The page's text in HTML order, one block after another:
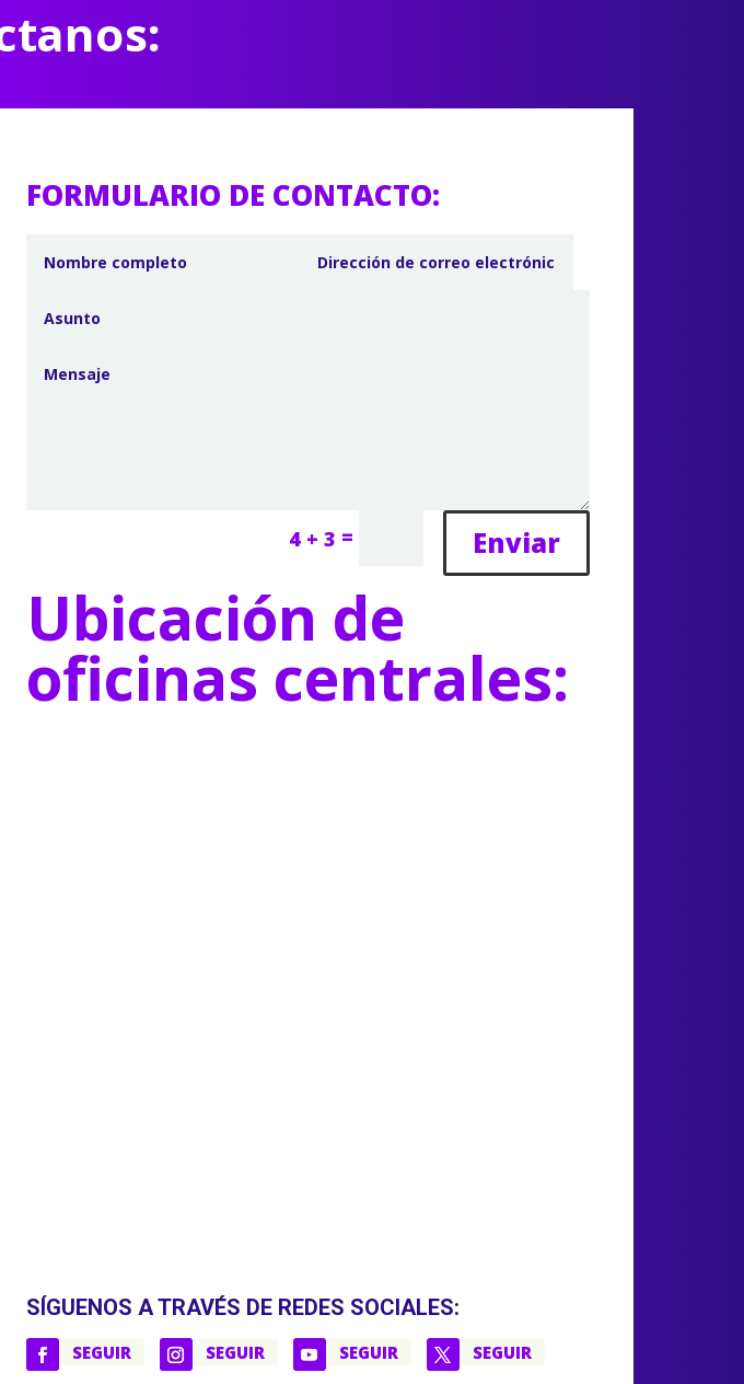
FORMULARIO DE CONTACTO:
4 + 3 = Enviar
Ubicación de
oficinas centrales:
SÍGUENOS A TRAVÉS DE REDES SOCIALES:
SEGUIR SEGUIR SEGUIR SEGUIR